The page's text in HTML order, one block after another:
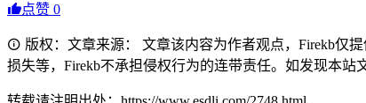
点赞 0
版权：文章来源： 文章该内容为作者观点，Firekb仅
损失等，Firekb不承担侵权行为的连带责任。如发现本站